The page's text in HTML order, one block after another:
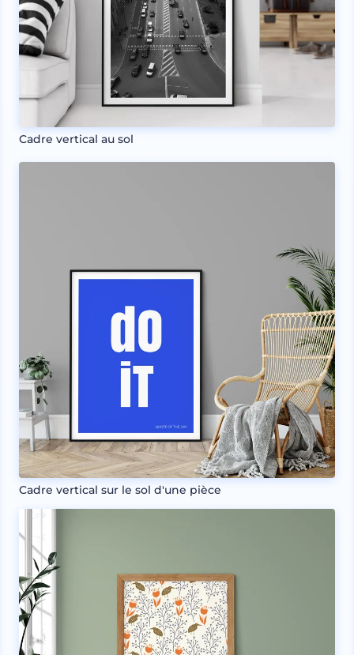
Cadre vertical au sol
Cadre vertical sur le sol d'une pièce